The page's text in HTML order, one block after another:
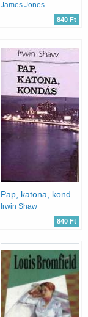
James Jones
840 Ft
Irwin Shaw
840 Ft